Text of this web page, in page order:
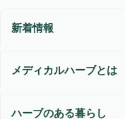
新着情報
メディカルハーブとは
ハーブのある暮らし